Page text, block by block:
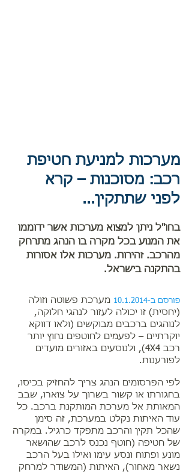
מערכות למניעת חטיפת
רכב: מסוכנות – קרא
לפני שתתקין...
בחו"ל ניתן למצוא מערכות אשר ידוממו
את המנוע בכל מקרה בו הנהג מתרחק
מהרכב. זהירות. מערכות אלו אסורות
בהתקנה בישראל.
פורסם ב-10.1.2014
מערכת פשוטה וזולה
(יחסית) זו יכולה לעזור לנהגי חלוקה,
לנוהגים ברכבים מבוקשים (ולאו דווקא
יוקרתיים – לפעמים לחוטפים נחוץ יותר
רכב 4X4), ולנוסעים באזורים מועדים
לפורענות.
לפי הפרסומים הנהג צריך להחזיק בכיסו,
בחגורתו או קשור בשרוך על צוארו, שבב
המאותת אל מערכת המותקנת ברכב. כל
עוד האיתות נקלט במערכת, זה סימן
שהכל תקין והרכב מתפקד כרגיל. במקרה
של חטיפה (חוטף נכנס לרכב שהושאר
מונע ופתוח ונסע עימו ואילו בעל הרכב
נשאר מאחור), האיתות (המשודר למרחק